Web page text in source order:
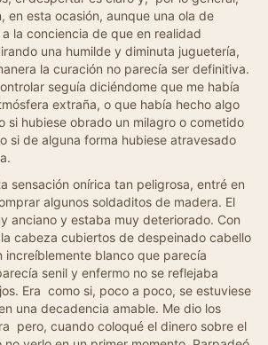
en esta ocasión, aunque una ola de
la conciencia de que en realidad
una humilde y diminuta juguetería,
la curación no parecía ser definitiva.
seguía diciéndome que me había
extraña, o que había hecho algo
si hubiese obrado un milagro o cometido
si de alguna forma hubiese atravesado
sensación onírica tan peligrosa, entré en
algunos soldaditos de madera. El
anciano y estaba muy deteriorado. Con
cabeza cubiertos de despeinado cabello
increíblemente blanco que parecía
senil y enfermo no se reflejaba
Era como si, poco a poco, se estuviese
una decadencia amable. Me dio los
pero, cuando coloqué el dinero sobre el